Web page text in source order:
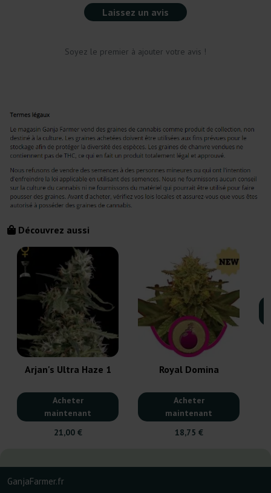
Laissez un avis
Soyez le premier à ajouter votre avis !
Découvrez aussi
Arjan's Ultra Haze 1
Acheter
maintenant
21,00 €
Royal Domina
Acheter
maintenant
18,75 €
GanjaFarmer.fr